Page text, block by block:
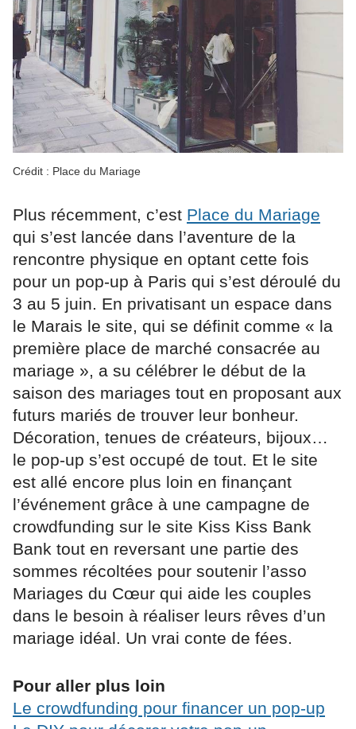
Crédit : Place du Mariage
Plus récemment, c’est Place du Mariage
qui s’est lancée dans l’aventure de la
rencontre physique en optant cette fois
pour un pop-up à Paris qui s’est déroulé du
3 au 5 juin. En privatisant un espace dans
le Marais le site, qui se définit comme « la
première place de marché consacrée au
mariage », a su célébrer le début de la
saison des mariages tout en proposant aux
futurs mariés de trouver leur bonheur.
Décoration, tenues de créateurs, bijoux…
le pop-up s’est occupé de tout. Et le site
est allé encore plus loin en finançant
l’événement grâce à une campagne de
crowdfunding sur le site Kiss Kiss Bank
Bank tout en reversant une partie des
sommes récoltées pour soutenir l’asso
Mariages du Cœur qui aide les couples
dans le besoin à réaliser leurs rêves d’un
mariage idéal. Un vrai conte de fées.
Pour aller plus loin
Le crowdfunding pour financer un pop-up